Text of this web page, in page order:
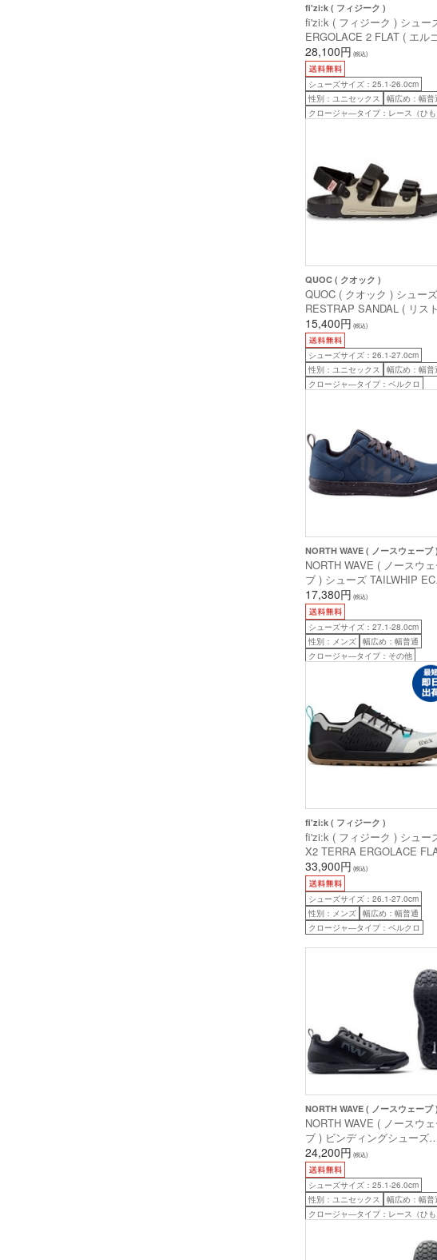
fi'zi:k ( フィジーク )
fi'zi:k ( フィジーク ) シュー
ERGOLACE 2 FLAT ( エル
ース 2 フラット ) フォレスト
リーン/キャメル 40.0 (
)
28,100円 (税込)
シューズサイズ：25.1-26.0cm
性別：ユニセックス
幅広め：幅普
クロージャ―タイプ：レース（ひも
QUOC ( クオック )
QUOC ( クオック ) シューズ
RESTRAP SANDAL ( リス
ップ サンダル ) サンド 43 (
27.3cm )
15,400円 (税込)
シューズサイズ：26.1-27.0cm
性別：ユニセックス
幅広め：幅普
クロージャ―タイプ：ベルクロ
NORTH WAVE ( ノースウェーブ )
NORTH WAVE ( ノースウ
ブ ) シューズ TAILWHIP
EVO ( テイルウィップ エコ
ヴォ ) ディープブルー 43 (
27.4cm )
17,380円 (税込)
シューズサイズ：27.1-28.0cm
性別：メンズ 幅広め：幅普通
クロージャ―タイプ：その他
fi'zi:k ( フィジーク )
fi'zi:k ( フィジーク ) シュー
X2 TERRA ERGOLACE
GTX ( X2 テラ エルゴレース
ラット GTX ) アイス グレー /
ブラック 41 ( 26.35cm )
33,900円 (税込)
シューズサイズ：26.1-27.0cm
性別：メンズ 幅広め：幅普通
クロージャ―タイプ：ベルクロ
NORTH WAVE ( ノースウェーブ )
NORTH WAVE ( ノースウ
ブ ) ビンディングシューズ
CLAN 2 ( クラン 2 ) ブラック
40 ( 25.0cm )
24,200円 (税込)
シューズサイズ：25.1-26.0cm
性別：ユニセックス
幅広め：幅普
クロージャ―タイプ：レース（ひも